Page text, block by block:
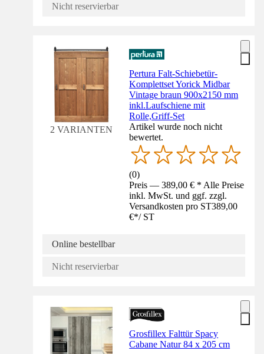
Nicht reservierbar
2 VARIANTEN
Pertura Falt-Schiebetür-
Komplettset Yorick Midbar
Vintage braun 900x2150 mm
inkl.Laufschiene mit
Rolle,Griff-Set
Artikel wurde noch nicht
bewertet.
(0)
Preis — 389,00 € * Alle Preise
inkl. MwSt. und ggf. zzgl.
Versandkosten pro ST389,00
€*/ ST
Online bestellbar
Nicht reservierbar
Grosfillex Falttür Spacy
Cabane Natur 84 x 205 cm